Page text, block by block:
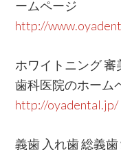
ームページ
http://
ホワイトニング 審
歯科医院のホーム
http://oyadental.jp/
義歯 入れ歯 総義